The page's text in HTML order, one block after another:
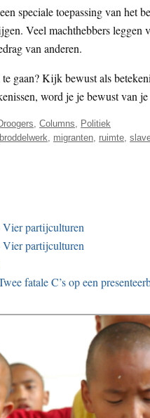
speciale toepassing van het
Veel machthebbers leggen
van anderen.
gaan? Kijk bewust als
word je je bewust van
, Columns, Politiek
broddelwerk, migranten, ruimte,
partijculturen
partijculturen
fatale C’s op een